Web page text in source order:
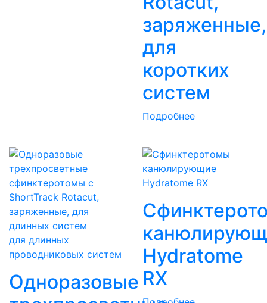
заряженные,
для
коротких
систем
Подробнее
для длинных
проводниковых систем
Одноразовые
Hydratome
RX